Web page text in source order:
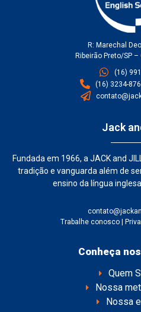
R: Marechal
Ribeirão Preto/SP –
(16)
(16) 3234-
Jack
Fundada em 1966, a JACK and
tradição e vanguarda além de
ensino da língua
Trabalhe conosco |
Conheça
Quem
Nossa
Nossa